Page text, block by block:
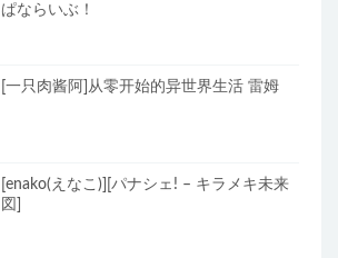
ぱならいぶ！
[一只肉酱阿]从零开始的异世界生活 雷姆
[enako(えなこ)][パナシェ! – キラメキ未来
図]